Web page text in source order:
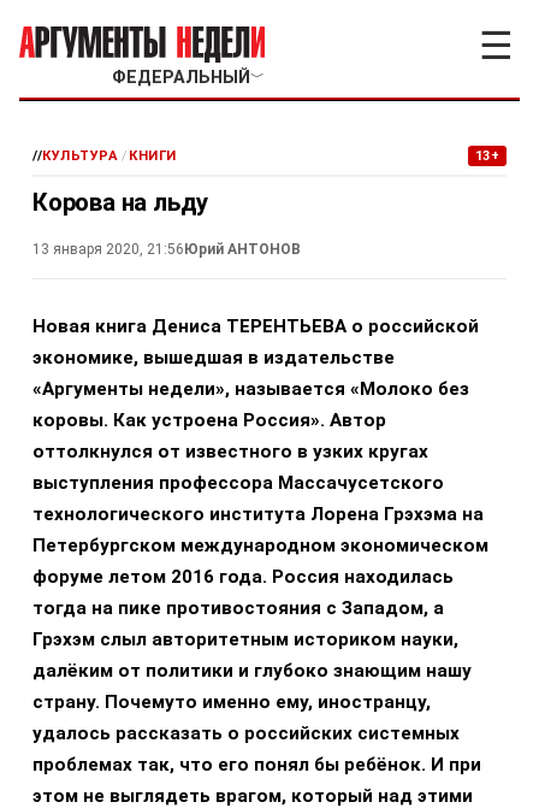
ФЕДЕРАЛЬНЫЙ ﹀
☰
//КУЛЬТУРА / КНИГИ 13+
Корова на льду
13 января 2020, 21:56 Юрий АНТОНОВ
Новая книга Дениса ТЕРЕНТЬЕВА о российской
экономике, вышедшая в издательстве
«Аргументы недели», называется «Молоко без
коровы. Как устроена Россия». Автор
оттолкнулся от известного в узких кругах
выступления профессора Массачусетского
технологического института Лорена Грэхэма на
Петербургском международном экономическом
форуме летом 2016 года. Россия находилась
тогда на пике противостояния с Западом, а
Грэхэм слыл авторитетным историком науки,
далёким от политики и глубоко знающим нашу
страну. Почемуто именно ему, иностранцу,
удалось рассказать о российских системных
проблемах так, что его понял бы ребёнок. И при
этом не выглядеть врагом, который над этими